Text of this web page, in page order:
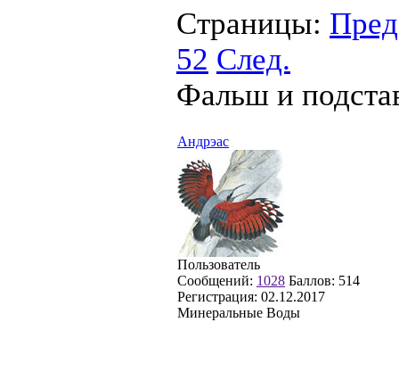
Страницы:
52 След.
Фальш и
Андрэас
Пользователь
Сообщений: 1028 Баллов: 514
Регистрация: 02.12.2017
Минеральные Воды